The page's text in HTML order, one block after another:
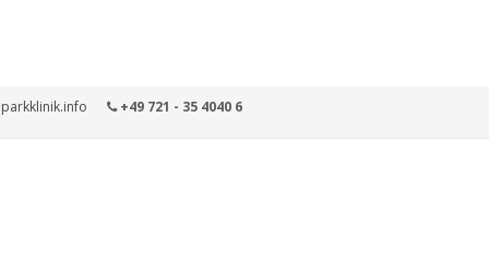
+49 721 - 35 4040 6